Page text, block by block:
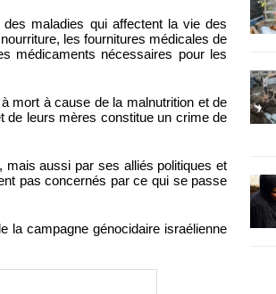
maladies qui affectent la vie des
les fournitures médicales de
médicaments nécessaires pour les
mort à cause de la malnutrition et de
de leurs mères constitue un crime de
mais aussi par ses alliés politiques et
pas concernés par ce qui se passe
la campagne génocidaire israélienne